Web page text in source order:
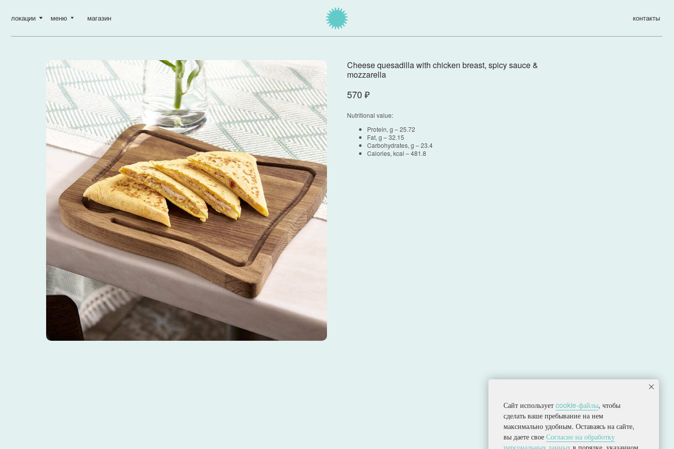
локации меню магазин
Cheese quesadilla with chicken breast, spicy sauce &
mozzarella
570 ₽
Nutritional value:
Protein, g – 25.72
Fat, g – 32.15
Carbohydrates, g – 23.4
Calories, kcal – 481.8
Политика конфиденциальности
Согласие на обработку персональных данных
Разработка сайта
Сайт использует cookie-файлы, чтобы
сделать ваше пребывание на нем
максимально удобным. Оставаясь на сайте,
вы даете свое Согласие на обработку